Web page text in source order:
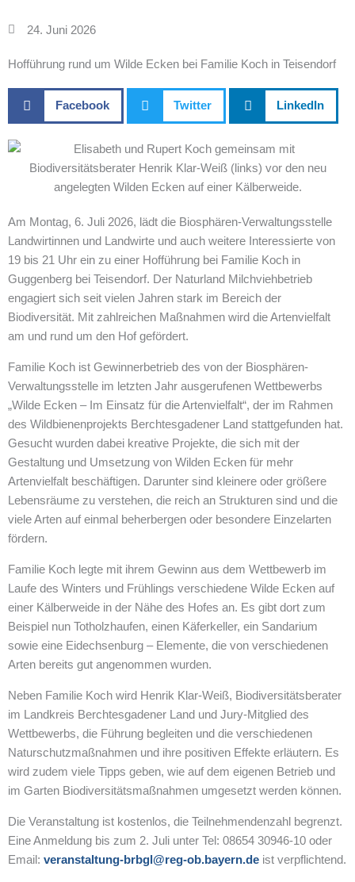
24. Juni 2026
Hofführung rund um Wilde Ecken bei Familie Koch in Teisendorf
Facebook Twitter LinkedIn
Am Montag, 6. Juli 2026, lädt die Biosphären-Verwaltungsstelle
Landwirtinnen und Landwirte und auch weitere Interessierte von
19 bis 21 Uhr ein zu einer Hofführung bei Familie Koch in
Guggenberg bei Teisendorf. Der Naturland Milchviehbetrieb
engagiert sich seit vielen Jahren stark im Bereich der
Biodiversität. Mit zahlreichen Maßnahmen wird die Artenvielfalt
am und rund um den Hof gefördert.
Familie Koch ist Gewinnerbetrieb des von der Biosphären-
Verwaltungsstelle im letzten Jahr ausgerufenen Wettbewerbs
„Wilde Ecken – Im Einsatz für die Artenvielfalt“, der im Rahmen
des Wildbienenprojekts Berchtesgadener Land stattgefunden hat.
Gesucht wurden dabei kreative Projekte, die sich mit der
Gestaltung und Umsetzung von Wilden Ecken für mehr
Artenvielfalt beschäftigen. Darunter sind kleinere oder größere
Lebensräume zu verstehen, die reich an Strukturen sind und die
viele Arten auf einmal beherbergen oder besondere Einzelarten
fördern.
Familie Koch legte mit ihrem Gewinn aus dem Wettbewerb im
Laufe des Winters und Frühlings verschiedene Wilde Ecken auf
einer Kälberweide in der Nähe des Hofes an. Es gibt dort zum
Beispiel nun Totholzhaufen, einen Käferkeller, ein Sandarium
sowie eine Eidechsenburg – Elemente, die von verschiedenen
Arten bereits gut angenommen wurden.
Neben Familie Koch wird Henrik Klar-Weiß, Biodiversitätsberater
im Landkreis Berchtesgadener Land und Jury-Mitglied des
Wettbewerbs, die Führung begleiten und die verschiedenen
Naturschutzmaßnahmen und ihre positiven Effekte erläutern. Es
wird zudem viele Tipps geben, wie auf dem eigenen Betrieb und
im Garten Biodiversitätsmaßnahmen umgesetzt werden können.
Die Veranstaltung ist kostenlos, die Teilnehmendenzahl begrenzt.
Eine Anmeldung bis zum 2. Juli unter Tel: 08654 30946-10 oder
Email: veranstaltung-brbgl@reg-ob.bayern.de ist verpflichtend.